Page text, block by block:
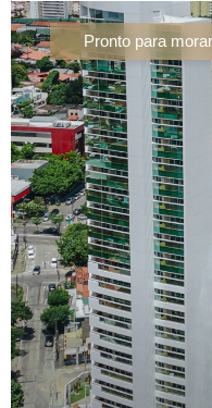
Pronto para morar